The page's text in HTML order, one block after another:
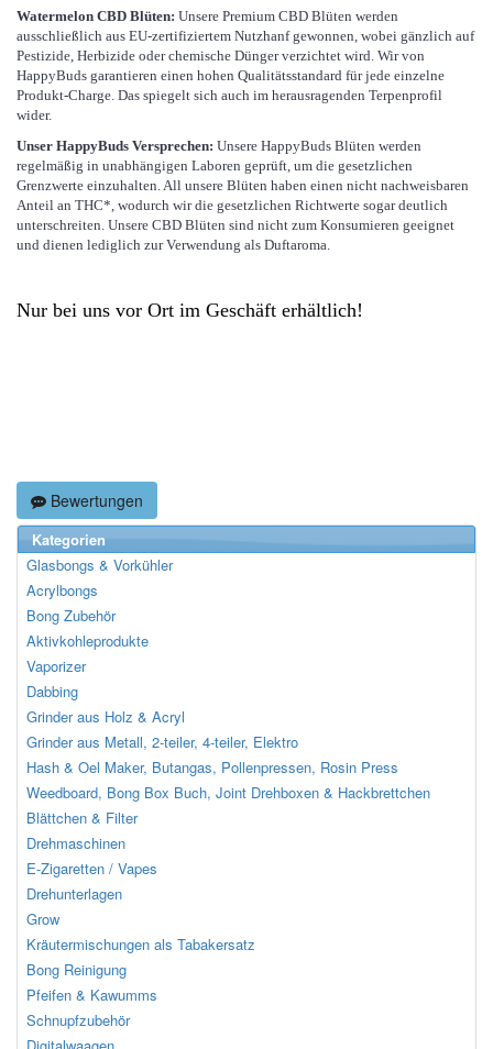
Watermelon CBD Blüten: Unsere Premium CBD Blüten werden
ausschließlich aus EU-zertifiziertem Nutzhanf gewonnen, wobei gänzlich auf
Pestizide, Herbizide oder chemische Dünger verzichtet wird. Wir von
HappyBuds garantieren einen hohen Qualitätsstandard für jede einzelne
Produkt-Charge. Das spiegelt sich auch im herausragenden Terpenprofil
wider.
Unser HappyBuds Versprechen: Unsere HappyBuds Blüten werden
regelmäßig in unabhängigen Laboren geprüft, um die gesetzlichen
Grenzwerte einzuhalten. All unsere Blüten haben einen nicht nachweisbaren
Anteil an THC*, wodurch wir die gesetzlichen Richtwerte sogar deutlich
unterschreiten. Unsere CBD Blüten sind nicht zum Konsumieren geeignet
und dienen lediglich zur Verwendung als Duftaroma.
Nur bei uns vor Ort im Geschäft erhältlich!
Bewertungen
Kategorien
Glasbongs & Vorkühler
Acrylbongs
Bong Zubehör
Aktivkohleprodukte
Vaporizer
Dabbing
Grinder aus Holz & Acryl
Grinder aus Metall, 2-teiler, 4-teiler, Elektro
Hash & Oel Maker, Butangas, Pollenpressen, Rosin Press
Weedboard, Bong Box Buch, Joint Drehboxen & Hackbrettchen
Blättchen & Filter
Drehmaschinen
E-Zigaretten / Vapes
Drehunterlagen
Grow
Kräutermischungen als Tabakersatz
Bong Reinigung
Pfeifen & Kawumms
Schnupfzubehör